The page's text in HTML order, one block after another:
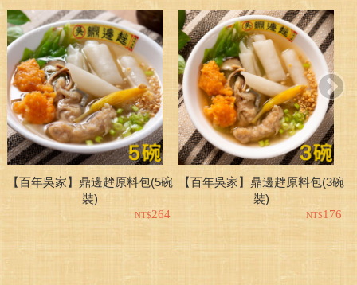
【百年吳家】鼎邊趖原料包(5碗
裝)
264
【百年吳家】鼎邊趖原料包(3碗
裝)
176